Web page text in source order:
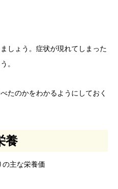
しょう。症状が現れてしまった
。
たのかをわかるようにしておく
養
主な栄養価